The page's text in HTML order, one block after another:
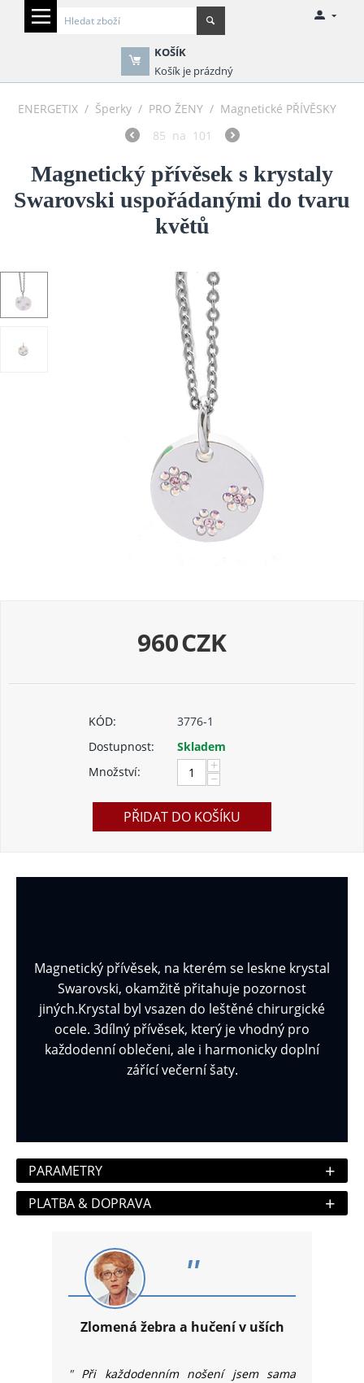
KOŠÍK
Košík je prázdný
ENERGETIX / Šperky / PRO ŽENY / Magnetické PŘÍVĚSKY
85 na 101
Magnetický přívěsek s krystaly
Swarovski uspořádanými do tvaru
květů
960CZK
KÓD:
3776-1
Dostupnost:
Skladem
Množství:
+
−
PŘIDAT DO KOŠÍKU
Magnetický přívěsek, na kterém se leskne krystal
Swarovski, okamžitě přitahuje pozornost
jiných.Krystal byl vsazen do leštěné chirurgické
ocele. 3dílný přívěsek, který je vhodný pro
každodenní oblečeni, ale i harmonicky doplní
zářící večerní šaty.
PARAMETRY +
PLATBA & DOPRAVA +
"
Zlomená žebra a hučení v uších
" Při každodenním nošení jsem sama